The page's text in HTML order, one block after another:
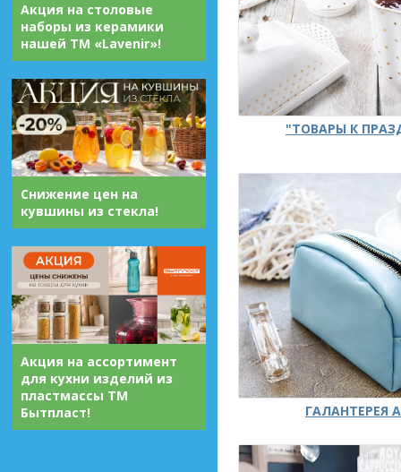
Акция на столовые
наборы из керамики
нашей ТМ «Lavenir»!
Снижение цен на
кувшины из стекла!
Акция на ассортимент
для кухни изделий из
пластмассы ТМ
Бытпласт!
"ТОВАРЫ К
ГАЛАНТЕРЕЯ